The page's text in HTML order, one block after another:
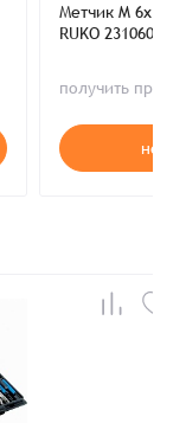
Метчик M
RUKO 231060
получить
нет в